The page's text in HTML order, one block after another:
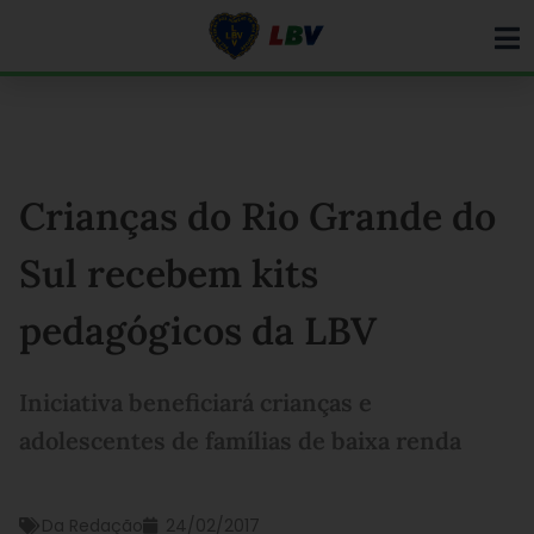
Crianças do Rio Grande do
Sul recebem kits
pedagógicos da LBV
Iniciativa beneficiará crianças e
adolescentes de famílias de baixa renda
Da Redação 24/02/2017